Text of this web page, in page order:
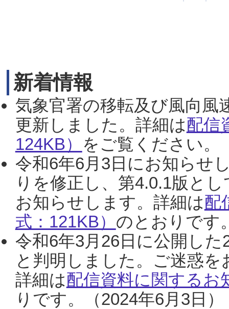
新着情報
気象官署の移転及び風向風
更新しました。詳細は配信
124KB） をご覧ください。
令和6年6月3日にお知らせ
りを修正し、第4.0.1版と
お知らせします。詳細は配
式：121KB） のとおりです
令和6年3月26日に公開し
と判明しました。ご迷惑
詳細は配信資料に関するお
りです。（2024年6月3日）